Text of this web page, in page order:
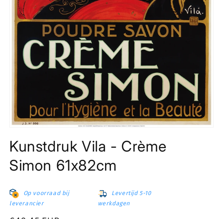
openen
in
modaal
Kunstdruk Vila - Crème
Simon 61x82cm
Op voorraad bij
leverancier
Levertijd 5-10
werkdagen